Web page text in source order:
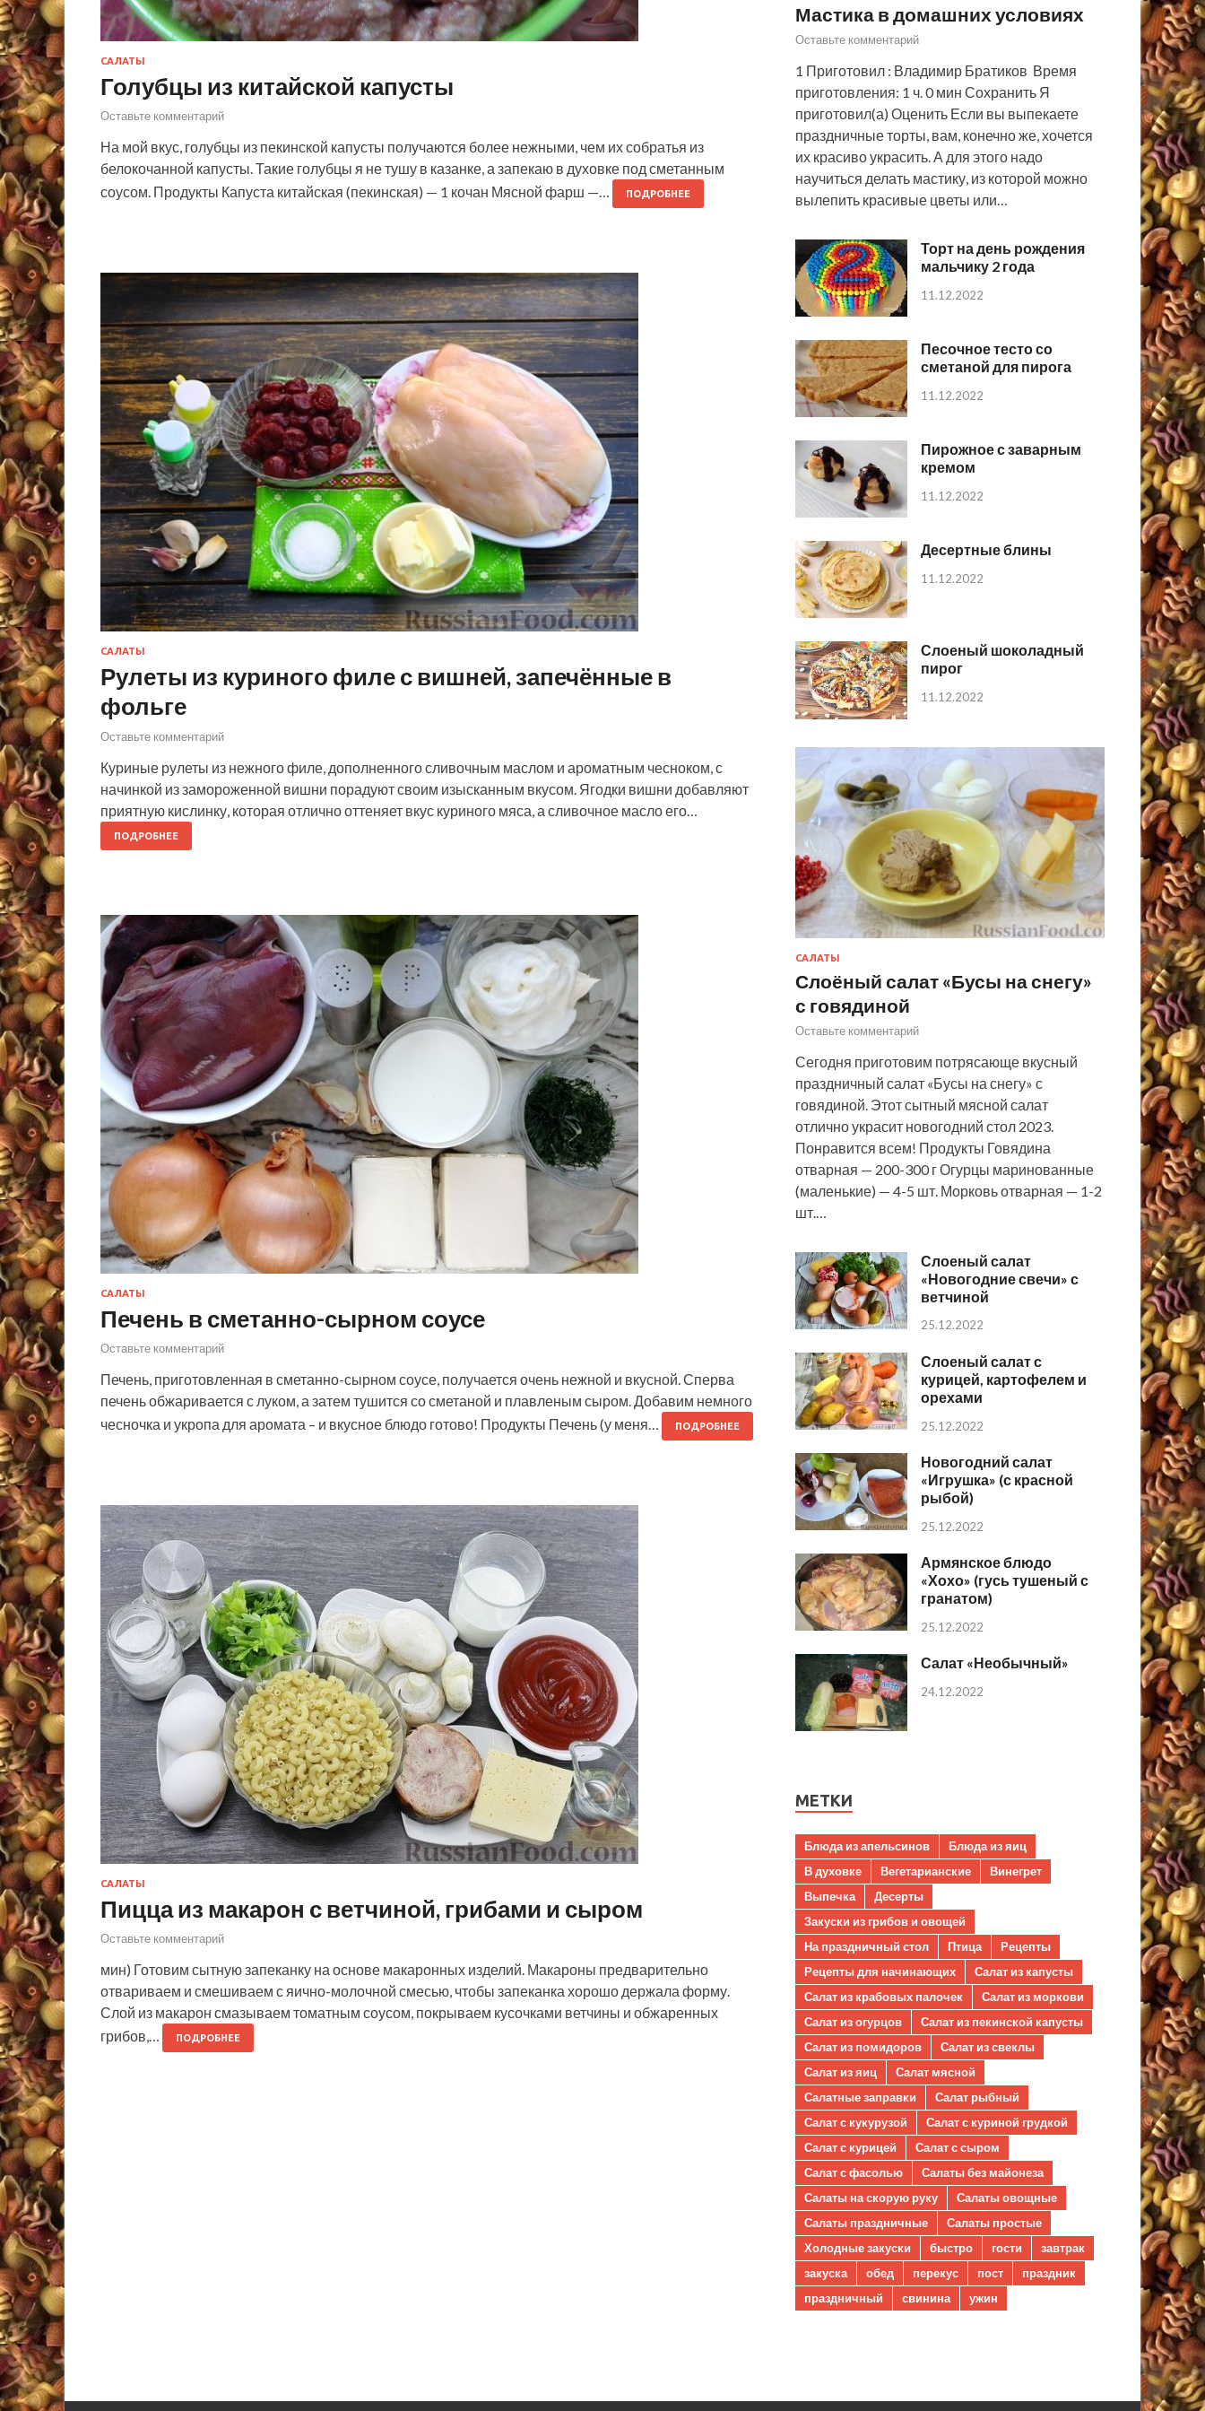
САЛАТЫ
Голубцы из китайской капусты
Оставьте комментарий
На мой вкус, голубцы из пекинской капусты получаются более нежными, чем их собратья из
белокочанной капусты. Такие голубцы я не тушу в казанке, а запекаю в духовке под сметанным
соусом. Продукты Капуста китайская (пекинская) — 1 кочан Мясной фарш —…
ПОДРОБНЕЕ
САЛАТЫ
Рулеты из куриного филе с вишней, запечённые в
фольге
Оставьте комментарий
Куриные рулеты из нежного филе, дополненного сливочным маслом и ароматным чесноком, с
начинкой из замороженной вишни порадуют своим изысканным вкусом. Ягодки вишни добавляют
приятную кислинку, которая отлично оттеняет вкус куриного мяса, а сливочное масло его…
ПОДРОБНЕЕ
САЛАТЫ
Печень в сметанно-сырном соусе
Оставьте комментарий
Печень, приготовленная в сметанно-сырном соусе, получается очень нежной и вкусной. Сперва
печень обжаривается с луком, а затем тушится со сметаной и плавленым сыром. Добавим немного
чесночка и укропа для аромата – и вкусное блюдо готово! Продукты Печень (у меня…
ПОДРОБНЕЕ
САЛАТЫ
Пицца из макарон с ветчиной, грибами и сыром
Оставьте комментарий
мин) Готовим сытную запеканку на основе макаронных изделий. Макароны предварительно
отвариваем и смешиваем с яично-молочной смесью, чтобы запеканка хорошо держала форму.
Слой из макарон смазываем томатным соусом, покрываем кусочками ветчины и обжаренных
грибов,…
ПОДРОБНЕЕ
Мастика в домашних условиях
Оставьте комментарий
1 Приготовил : Владимир Братиков Время
приготовления: 1 ч. 0 мин Сохранить Я
приготовил(а) Оценить Если вы выпекаете
праздничные торты, вам, конечно же, хочется
их красиво украсить. А для этого надо
научиться делать мастику, из которой можно
вылепить красивые цветы или…
Торт на день рождения
мальчику 2 года
11.12.2022
Песочное тесто со
сметаной для пирога
11.12.2022
Пирожное с заварным
кремом
11.12.2022
Десертные блины
11.12.2022
Слоеный шоколадный
пирог
11.12.2022
САЛАТЫ
Слоёный салат «Бусы на снегу»
с говядиной
Оставьте комментарий
Сегодня приготовим потрясающе вкусный
праздничный салат «Бусы на снегу» с
говядиной. Этот сытный мясной салат
отлично украсит новогодний стол 2023.
Понравится всем! Продукты Говядина
отварная — 200-300 г Огурцы маринованные
(маленькие) — 4-5 шт. Морковь отварная — 1-2
шт.…
Слоеный салат
«Новогодние свечи» с
ветчиной
25.12.2022
Слоеный салат с
курицей, картофелем и
орехами
25.12.2022
Новогодний салат
«Игрушка» (с красной
рыбой)
25.12.2022
Армянское блюдо
«Хохо» (гусь тушеный с
гранатом)
25.12.2022
Салат «Необычный»
24.12.2022
МЕТКИ
Блюда из апельсинов
Блюда из яиц
В духовке
Вегетарианские
Винегрет
Выпечка
Десерты
Закуски из грибов и овощей
На праздничный стол
Птица
Рецепты
Рецепты для начинающих
Салат из капусты
Салат из крабовых палочек
Салат из моркови
Салат из огурцов
Салат из пекинской капусты
Салат из помидоров
Салат из свеклы
Салат из яиц
Салат мясной
Салатные заправки
Салат рыбный
Салат с кукурузой
Салат с куриной грудкой
Салат с курицей
Салат с сыром
Салат с фасолью
Салаты без майонеза
Салаты на скорую руку
Салаты овощные
Салаты праздничные
Салаты простые
Холодные закуски
быстро гости
завтрак
закуска
обед перекус пост
праздник
праздничный
свинина ужин